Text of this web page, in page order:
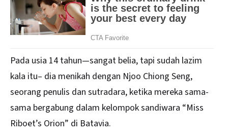
Pada usia 14 tahun—sangat belia, tapi sudah lazim
kala itu– dia menikah dengan Njoo Chiong Seng,
seorang penulis dan sutradara, ketika mereka sama-
sama bergabung dalam kelompok sandiwara “Miss
Riboet’s Orion” di Batavia.